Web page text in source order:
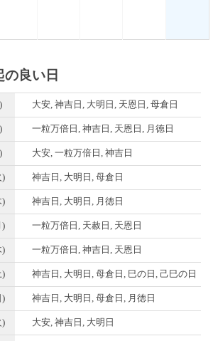
の良い日
大安, 神吉日, 大明日, 天恩日, 母倉日
一粒万倍日, 神吉日, 天恩日, 月徳日
大安, 一粒万倍日, 神吉日
) 神吉日, 大明日, 母倉日
) 神吉日, 大明日, 月徳日
) 一粒万倍日, 天赦日, 天恩日
) 一粒万倍日, 神吉日, 天恩日
) 神吉日, 大明日, 母倉日, 巳の日, 己巳の日
) 神吉日, 大明日, 母倉日, 月徳日
) 大安, 神吉日, 大明日